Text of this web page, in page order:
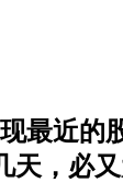
最近的
，必